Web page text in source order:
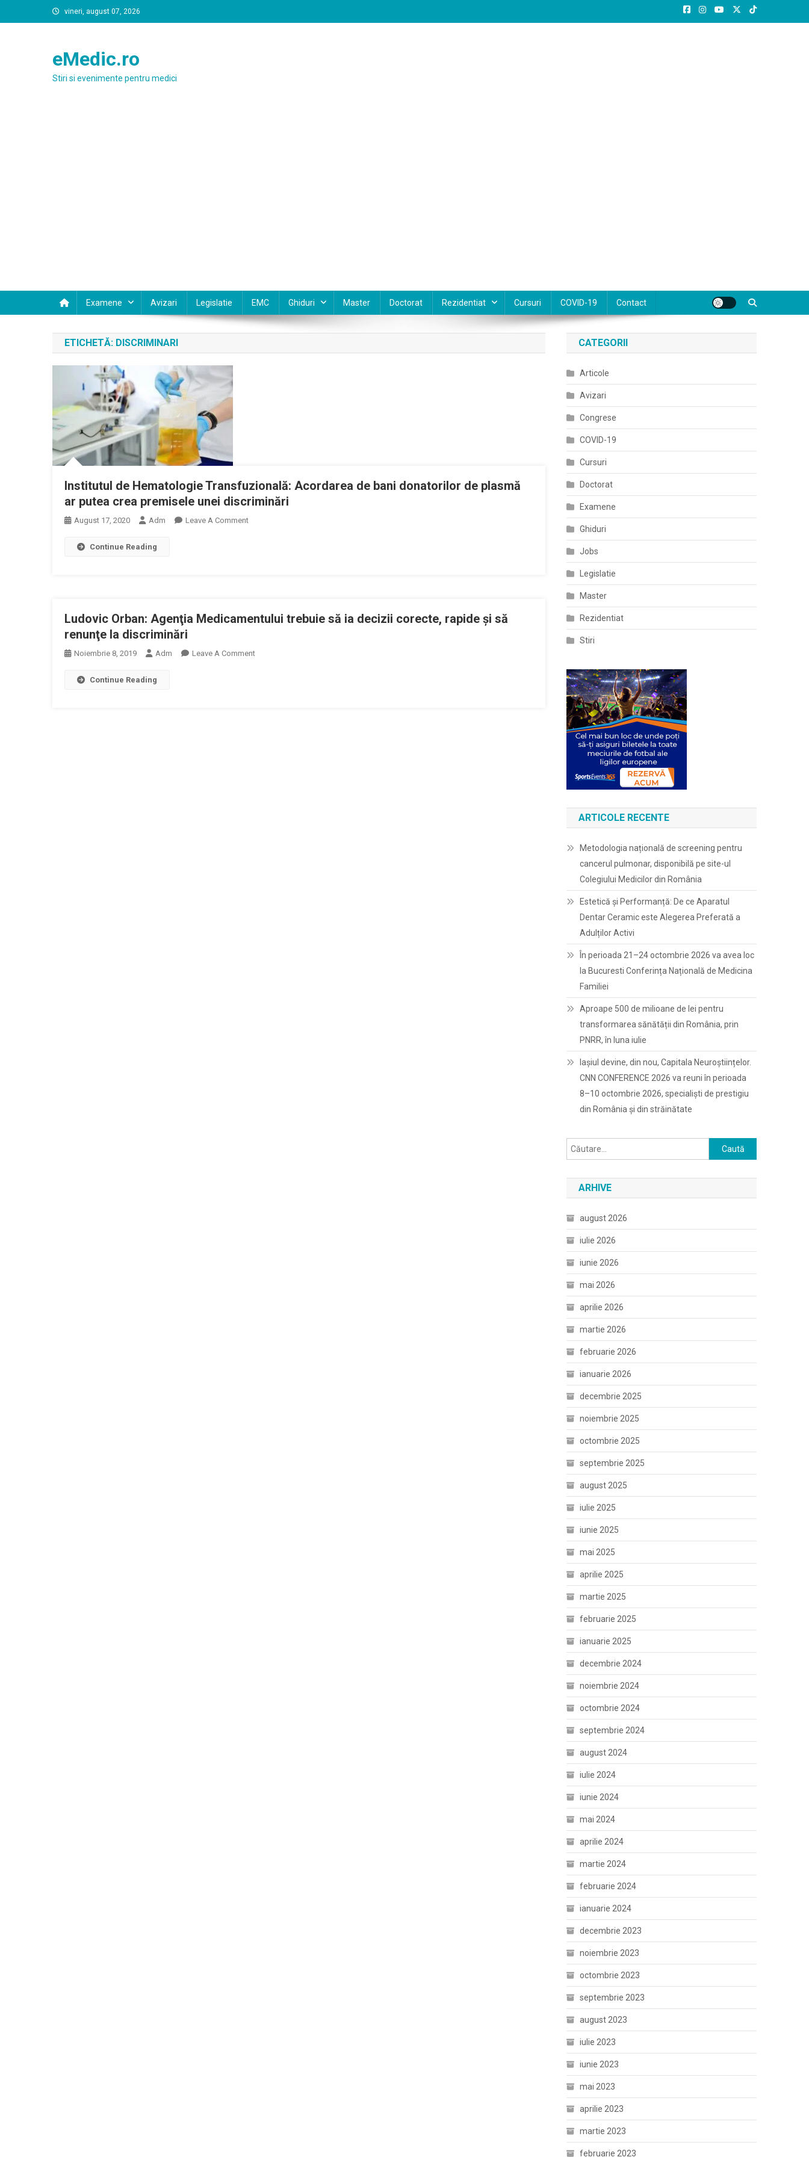
to
vineri, august 07, 2026
eMedic.ro
Stiri si evenimente pentru medici
Examene Avizari Legislatie EMC Ghiduri Master Doctorat Rezidentiat Cursuri COVID-19 Contact
ETICHETĂ: DISCRIMINARI
Institutul de Hematologie Transfuzională: Acordarea de bani donatorilor de plasmă
ar putea crea premisele unei discriminări
August 17, 2020 Adm Leave A CommentOn
Bani
Plasmă
Continue Reading
Ludovic Orban: Agenţia Medicamentului trebuie să ia decizii corecte, rapide şi să
renunţe la discriminări
Noiembrie 8, 2019 Adm Leave A CommentOn
Continue Reading
CATEGORII
Articole
Avizari
Congrese
COVID-19
Cursuri
Doctorat
Examene
Ghiduri
Jobs
Legislatie
Master
Rezidentiat
Stiri
ARTICOLE RECENTE
Metodologia națională de screening pentru
cancerul pulmonar, disponibilă pe site-ul
Colegiului Medicilor din România
Estetică și Performanță: De ce Aparatul
Dentar Ceramic este Alegerea Preferată a
Adulților Activi
În perioada 21–24 octombrie 2026 va avea loc
la Bucuresti Conferința Națională de Medicina
Familiei
Aproape 500 de milioane de lei pentru
transformarea sănătății din România, prin
PNRR, în luna iulie
Iașiul devine, din nou, Capitala Neuroștiințelor.
CNN CONFERENCE 2026 va reuni în perioada
8–10 octombrie 2026, specialiști de prestigiu
din România și din străinătate
Caută
după:
ARHIVE
august 2026
iulie 2026
iunie 2026
mai 2026
aprilie 2026
martie 2026
februarie 2026
ianuarie 2026
decembrie 2025
noiembrie 2025
octombrie 2025
septembrie 2025
august 2025
iulie 2025
iunie 2025
mai 2025
aprilie 2025
martie 2025
februarie 2025
ianuarie 2025
decembrie 2024
noiembrie 2024
octombrie 2024
septembrie 2024
august 2024
iulie 2024
iunie 2024
mai 2024
aprilie 2024
martie 2024
februarie 2024
ianuarie 2024
decembrie 2023
noiembrie 2023
octombrie 2023
septembrie 2023
august 2023
iulie 2023
iunie 2023
mai 2023
aprilie 2023
martie 2023
februarie 2023